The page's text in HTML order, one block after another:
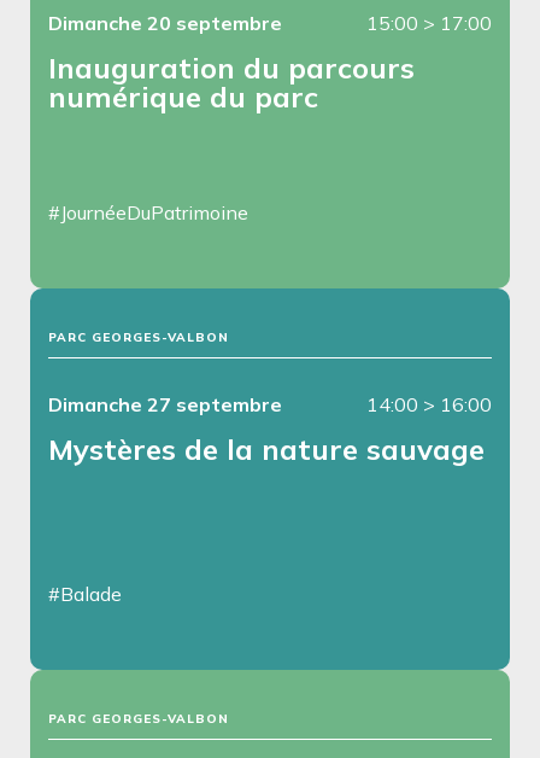
Dimanche 20 septembre 15:00 > 17:00
Inauguration du parcours
numérique du parc
#JournéeDuPatrimoine
PARC GEORGES-VALBON
Dimanche 27 septembre 14:00 > 16:00
Mystères de la nature sauvage
#Balade
PARC GEORGES-VALBON